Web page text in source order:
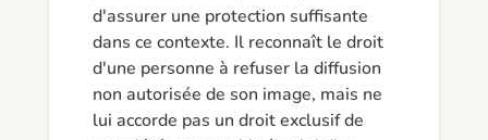
d'assurer une protection suffisante
dans ce contexte. Il reconnaît le droit
d'une personne à refuser la diffusion
non autorisée de son image, mais ne
lui accorde pas un droit exclusif de